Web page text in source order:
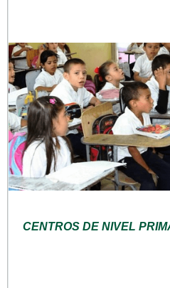
CENTROS DE NIVEL